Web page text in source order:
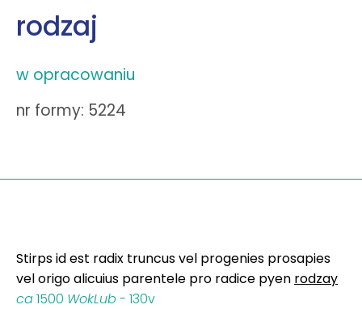
rodzaj
w opracowaniu
nr formy: 5224
Stirps id est radix truncus vel progenies prosapies
vel origo alicuius parentele pro radice pyen rodzay
ca1500 WokLub - 130v